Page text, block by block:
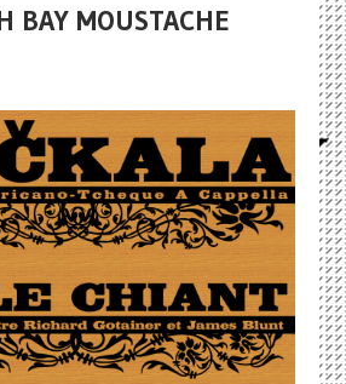
BAY MOUSTACHE